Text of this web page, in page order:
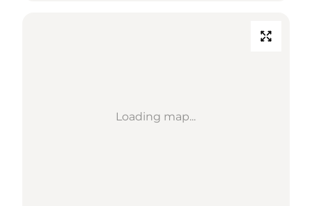
Loading map...